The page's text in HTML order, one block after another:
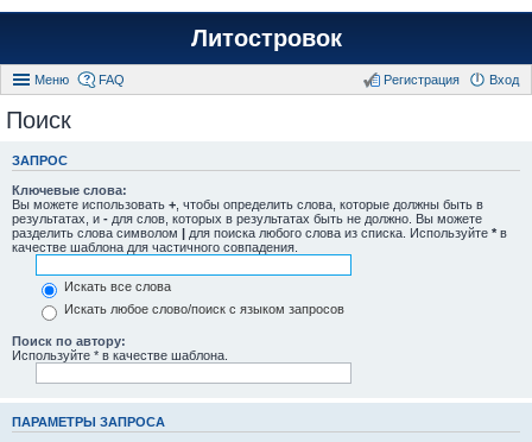
Литостровок
Меню FAQ Вход
Регистрация
Поиск
ЗАПРОС
Ключевые слова:
Вы можете использовать + , чтобы определить слова, которые должны быть в
результатах, и - для слов, которых в результатах быть не должно. Вы можете
разделить слова символом | для поиска любого слова из списка. Используйте * в
качестве шаблона для частичного совпадения.
Искать все слова
Искать любое слово/поиск с языком запросов
Поиск по автору:
Используйте * в качестве шаблона.
ПАРАМЕТРЫ ЗАПРОСА